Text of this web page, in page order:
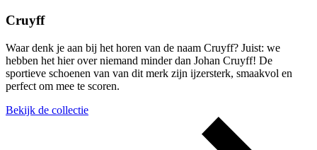
Cruyff
Waar denk je aan bij het horen van de naam Cruyff? Juist: we
hebben het hier over niemand minder dan Johan Cruyff! De
sportieve schoenen van van dit merk zijn ijzersterk, smaakvol en
perfect om mee te scoren.
Bekijk de collectie